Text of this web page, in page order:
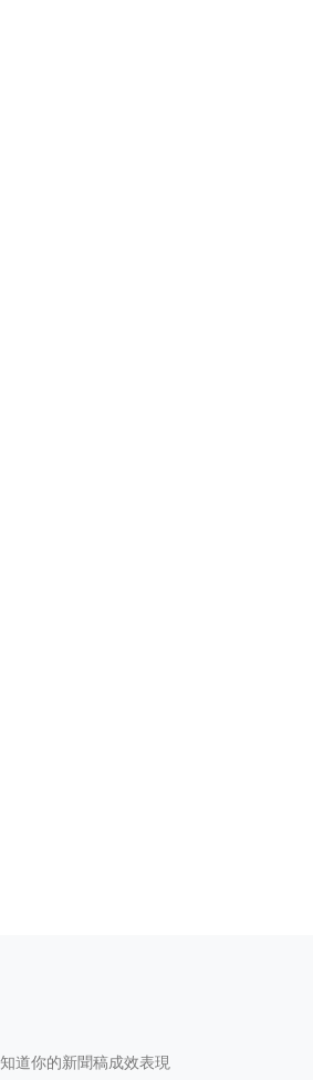
道你的新聞稿成效表現